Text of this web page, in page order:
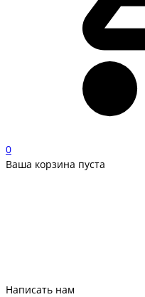
0
Ваша корзина пуста
Написать нам